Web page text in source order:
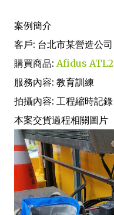
案例簡介
客戶: 台北市某營造公司
購買商品: Afidus
服務內容: 教育訓練
拍攝內容: 工程縮時記錄
本案交貨過程相關圖片